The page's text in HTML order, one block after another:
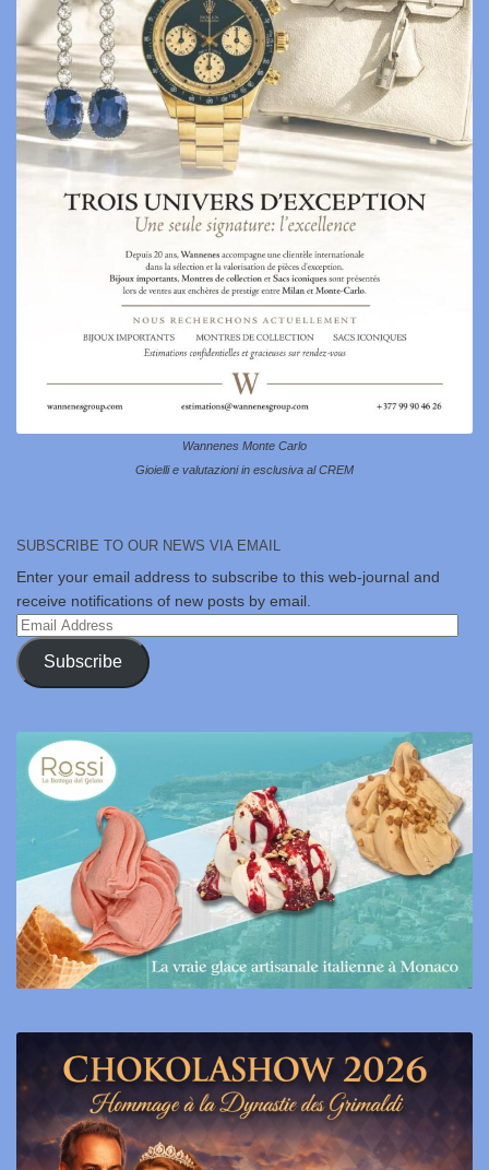
Wannenes Monte Carlo
Gioielli e valutazioni in esclusiva al CREM
SUBSCRIBE TO OUR NEWS VIA EMAIL
Enter your email address to subscribe to this web-journal and
receive notifications of new posts by email.
Email
Address
Subscribe